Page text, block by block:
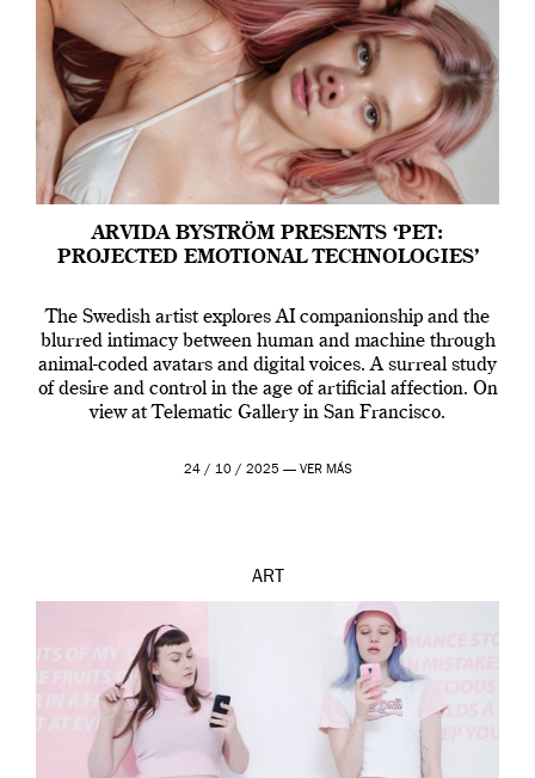
ARVIDA BYSTRÖM PRESENTS ‘PET:
PROJECTED EMOTIONAL TECHNOLOGIES’
The Swedish artist explores AI companionship and the
blurred intimacy between human and machine through
animal-coded avatars and digital voices. A surreal study
of desire and control in the age of artificial affection. On
view at Telematic Gallery in San Francisco.
24 / 10 / 2025 — VER MÁS
ART